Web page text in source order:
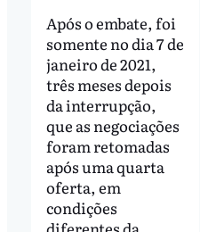
Após o embate, foi
somente no dia 7 de
janeiro de 2021,
três meses depois
da interrupção,
que as negociações
foram retomadas
após uma quarta
oferta, em
condições